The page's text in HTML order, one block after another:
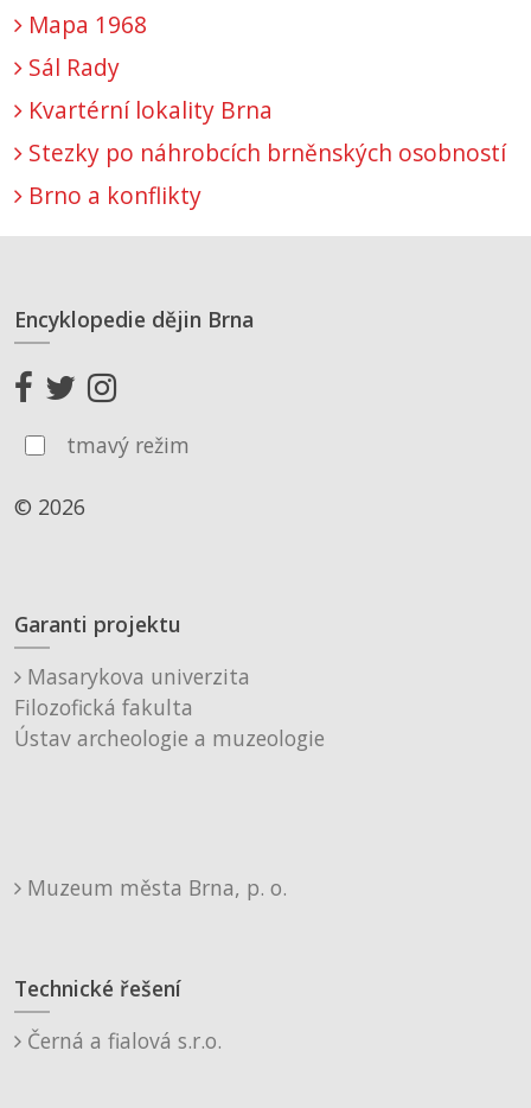
Mapa 1968
Sál Rady
Kvartérní lokality Brna
Stezky po náhrobcích brněnských osobností
Brno a konflikty
Encyklopedie dějin Brna
tmavý režim
© 2026
Garanti projektu
Masarykova univerzita
Filozofická fakulta
Ústav archeologie a muzeologie
Muzeum města Brna, p. o.
Technické řešení
Černá a fialová s.r.o.